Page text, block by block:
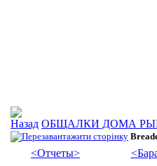
ОБЩАЛКИ ДОМА
<Отчеты>